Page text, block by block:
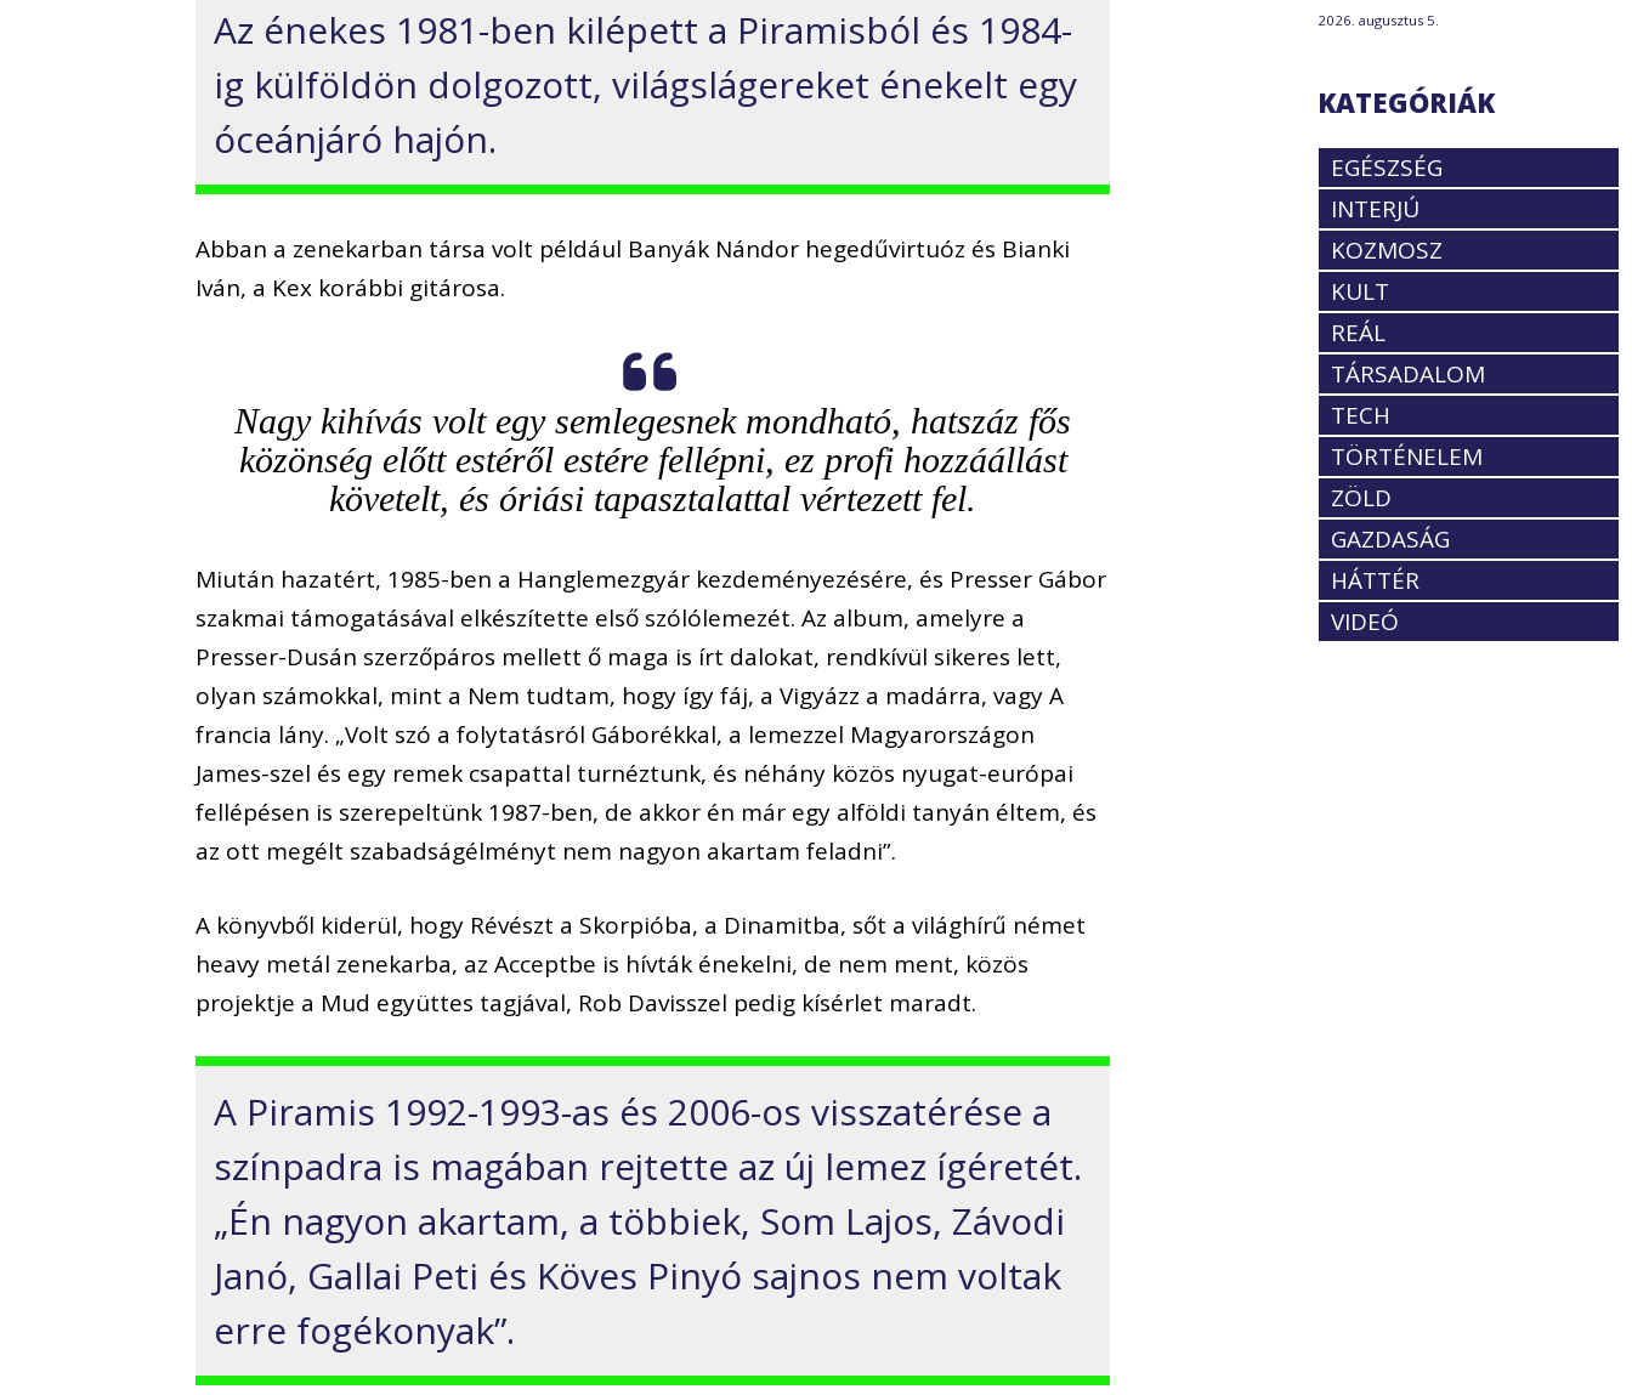
Az énekes 1981-ben kilépett a Piramisból és 1984-
ig külföldön dolgozott, világslágereket énekelt egy
óceánjáró hajón.
Abban a zenekarban társa volt például Banyák Nándor hegedűvirtuóz és Bianki
Iván, a Kex korábbi gitárosa.
Nagy kihívás volt egy semlegesnek mondható, hatszáz fős
közönség előtt estéről estére fellépni, ez profi hozzáállást
követelt, és óriási tapasztalattal vértezett fel.
Miután hazatért, 1985-ben a Hanglemezgyár kezdeményezésére, és Presser Gábor
szakmai támogatásával elkészítette első szólólemezét. Az album, amelyre a
Presser-Dusán szerzőpáros mellett ő maga is írt dalokat, rendkívül sikeres lett,
olyan számokkal, mint a Nem tudtam, hogy így fáj, a Vigyázz a madárra, vagy A
francia lány. „Volt szó a folytatásról Gáborékkal, a lemezzel Magyarországon
James-szel és egy remek csapattal turnéztunk, és néhány közös nyugat-európai
fellépésen is szerepeltünk 1987-ben, de akkor én már egy alföldi tanyán éltem, és
az ott megélt szabadságélményt nem nagyon akartam feladni”.
A könyvből kiderül, hogy Révészt a Skorpióba, a Dinamitba, sőt a világhírű német
heavy metál zenekarba, az Acceptbe is hívták énekelni, de nem ment, közös
projektje a Mud együttes tagjával, Rob Davisszel pedig kísérlet maradt.
A Piramis 1992-1993-as és 2006-os visszatérése a
színpadra is magában rejtette az új lemez ígéretét.
„Én nagyon akartam, a többiek, Som Lajos, Závodi
Janó, Gallai Peti és Köves Pinyó sajnos nem voltak
erre fogékonyak”.
2026. augusztus 5.
KATEGÓRIÁK
EGÉSZSÉG
INTERJÚ
KOZMOSZ
KULT
REÁL
TÁRSADALOM
TECH
TÖRTÉNELEM
ZÖLD
GAZDASÁG
HÁTTÉR
VIDEÓ